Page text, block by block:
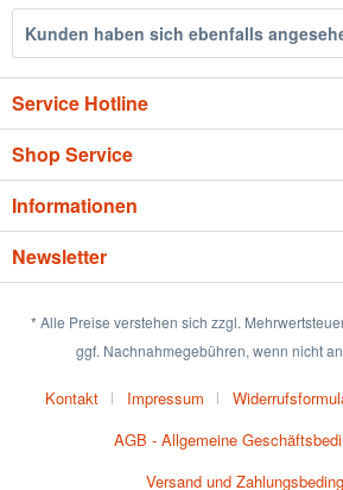
Kunden haben sich ebenfalls
Service Hotline
Shop Service
Informationen
Newsletter
* Alle Preise verstehen sich zzgl.
ggf. Nachnahmegebühren, wenn nicht
Kontakt Impressum
AGB - Allgemeine
Versand und